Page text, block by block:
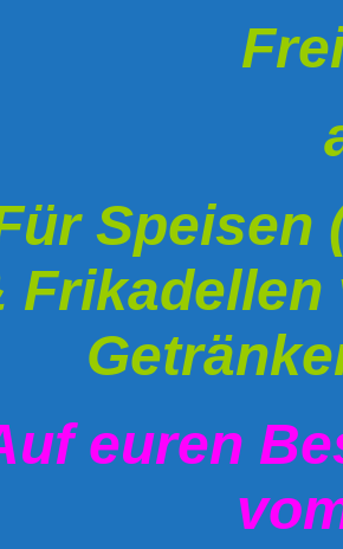
erbeten !
Mai geschlossene Gesellschaft
GEFALLEN
Speisen
Frikadellen
euren